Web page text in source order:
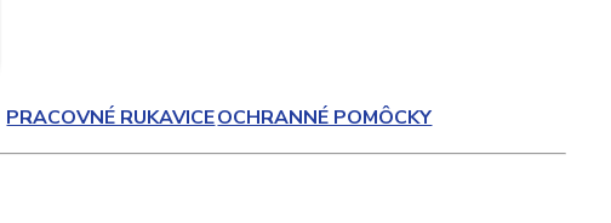
PRACOVNÉ RUKAVICEOCHRANNÉ POMÔCKY